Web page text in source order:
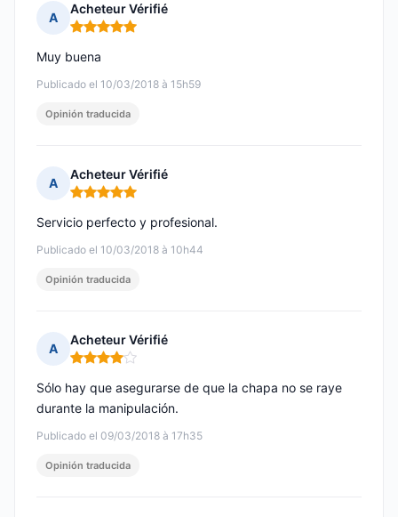
A
Acheteur Vérifié
Nota: 5 de 5
Publicado el 10/03/2018 à 15h59
Muy buena
Opinión traducida
A
Acheteur Vérifié
Nota: 5 de 5
Publicado el 10/03/2018 à 10h44
Servicio perfecto y profesional.
Opinión traducida
A
Acheteur Vérifié
Nota: 4 de 5
Publicado el 09/03/2018 à 17h35
Sólo hay que asegurarse de que la chapa no se raye
durante la manipulación.
Opinión traducida